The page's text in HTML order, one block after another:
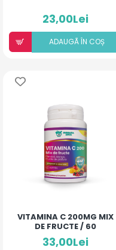
23,00Lei
ADAUGÃ ÎN COȘ
VITAMINA C 200MG MIX
DE FRUCTE / 60
COMPRIMATE
33,00Lei